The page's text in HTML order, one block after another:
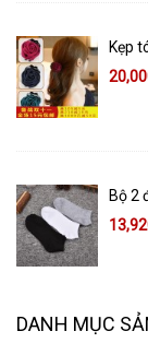
Kẹp
Bộ 2
DANH MỤC